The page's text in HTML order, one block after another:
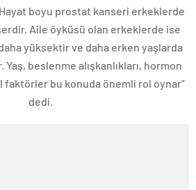
boyu prostat kanseri erkeklerde
Aile öyküsü olan erkeklerde ise
yüksektir ve daha erken yaşlarda
beslenme alışkanlıkları, hormon
bu konuda önemli rol oynar”
dedi.